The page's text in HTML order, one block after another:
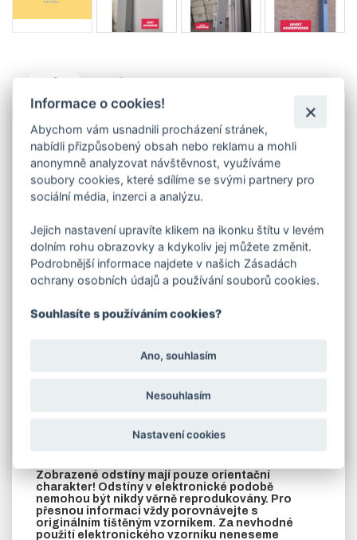
Zárubně nevedeme skladem - vyrábíme pouze na
zakázku.
Boční a horní část zárubně je vyrobena z jeklu 40 x 40
mm, ve spodní prahové části se většinou používá
pásovina 40/5 mm. Součástí zárubně jsou pevně
navařené panty.
kombinaci parametrů:
šířka (dveří)
typ otevírání zárubně (levá / pravá)
způsob uchycení zárubně
varianta A - po bocích jsou navařeny pásoviny s otvory pro
V případě požadavku na jinou barvu podle stupnice RAL
zašleme cenu na vyžádání.
V záložce soubory ke stažení naleznete
rozměrový nákres zárubní vyrobených z L profilu
Zobrazené odstíny mají pouze orientační
charakter! Odstíny v elektronické podobě
nemohou být nikdy věrně reprodukovány. Pro
přesnou informaci vždy porovnávejte s
originálním tištěným vzorníkem. Za nevhodné
použití elektronického vzorníku neneseme
Informace o cookies!
Abychom vám usnadnili procházení stránek,
nabídli přizpůsobený obsah nebo reklamu a mohli
anonymně analyzovat návštěvnost, využíváme
soubory cookies, které sdílíme se svými partnery pro
sociální média, inzerci a analýzu.
Jejich nastavení upravíte klikem na ikonku štítu v levém
dolním rohu obrazovky a kdykoliv jej můžete změnit.
Podrobnější informace najdete v našich Zásadách
ochrany osobních údajů a používání souborů cookies.
Souhlasíte s používáním cookies?
Ano, souhlasím
Nesouhlasím
Nastavení cookies